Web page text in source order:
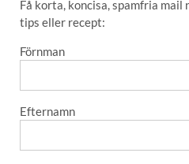
Nyttiga banan- och
Bas för rub/grillkrydda
Det här med Blomkåls”biff”
Få korta, koncisa, spamfria
tips eller recept:
Förnman
Efternamn